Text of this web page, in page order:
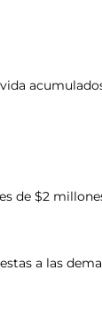
de $2
a las